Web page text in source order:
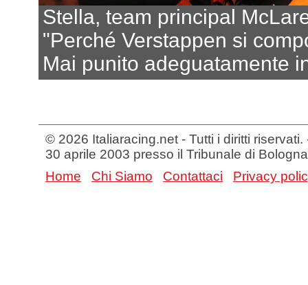
Stella, team principal
"Perché Verstappen si
Mai punito adeguatamente
© 2026 Italiaracing.net - Tutti i diritti
30 aprile 2003 presso il Tribunale di Bologna
Home
Chi Siamo Contattaci Privacy